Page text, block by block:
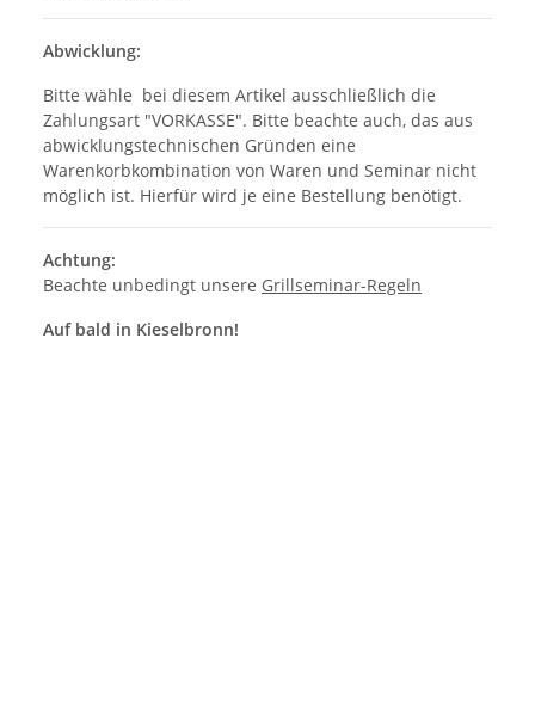
Abwicklung:
Bitte wähle bei diesem Artikel ausschließlich die
Zahlungsart "VORKASSE". Bitte beachte auch, das aus
abwicklungstechnischen Gründen eine
Warenkorbkombination von Waren und Seminar nicht
möglich ist. Hierfür wird je eine Bestellung benötigt.
Achtung:
Beachte unbedingt unsere Grillseminar-Regeln
Auf bald in Kieselbronn!